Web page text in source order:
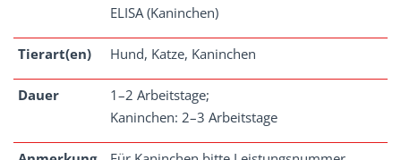
ELISA (Kaninchen)
Tierart(en) Hund, Katze, Kaninchen
Dauer
1–2 Arbeitstage;
Kaninchen: 2–3 Arbeitstage